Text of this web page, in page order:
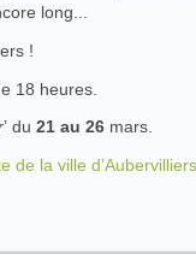
long...
!
18 heures.
’ du 21 au 26 mars.
de la ville d’Aubervilliers